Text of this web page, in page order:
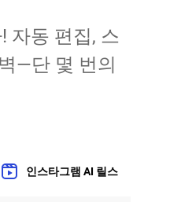
자동 편집, 스
—단 몇 번의
인스타그램 AI 릴스